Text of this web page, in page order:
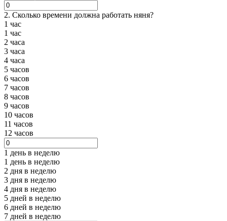
2. Сколько времени должна работать няня?
1 час
1 час
2 часа
3 часа
4 часа
5 часов
6 часов
7 часов
8 часов
9 часов
10 часов
11 часов
12 часов
1 день в неделю
1 день в неделю
2 дня в неделю
3 дня в неделю
4 дня в неделю
5 дней в неделю
6 дней в неделю
7 дней в неделю